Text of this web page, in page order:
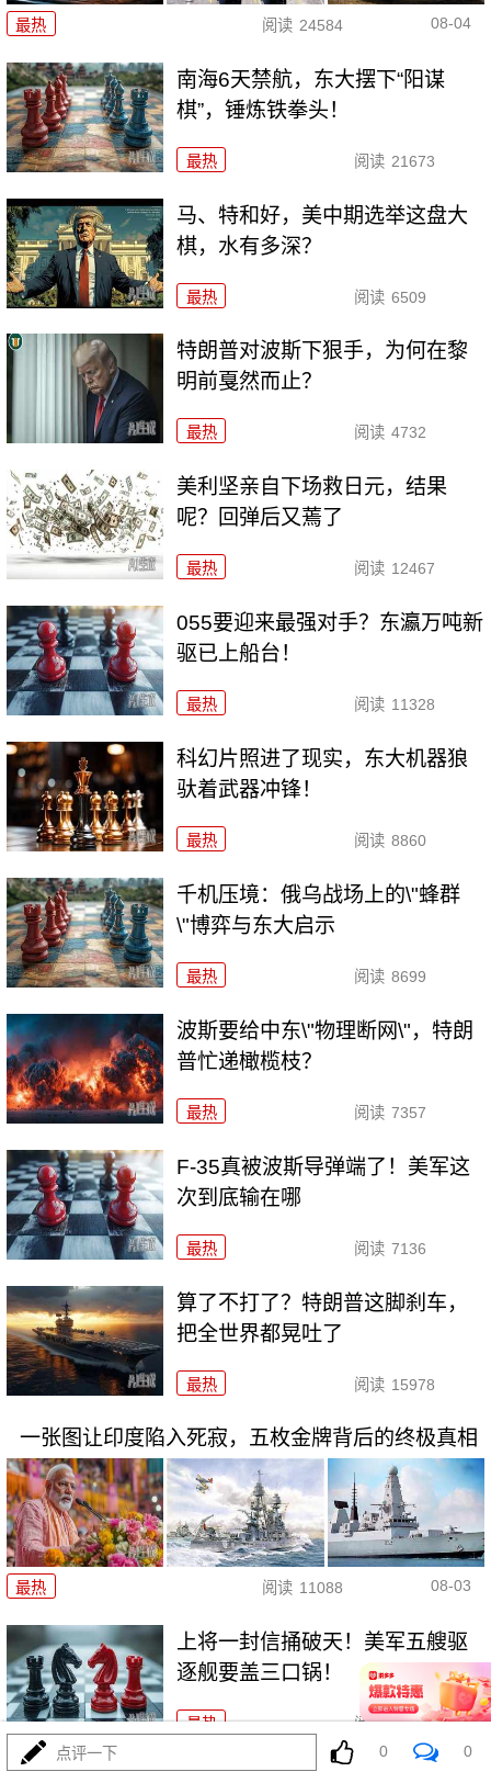
最热 阅读 24584 08-04
南海6天禁航，东大摆下“阳谋
棋”，锤炼铁拳头！
最热 阅读 21673
马、特和好，美中期选举这盘大
棋，水有多深？
最热 阅读 6509
特朗普对波斯下狠手，为何在黎
明前戛然而止？
最热 阅读 4732
美利坚亲自下场救日元，结果
呢？回弹后又蔫了
最热 阅读 12467
055要迎来最强对手？东瀛万吨新
驱已上船台！
最热 阅读 11328
科幻片照进了现实，东大机器狼
驮着武器冲锋！
最热 阅读 8860
千机压境：俄乌战场上的\"蜂群
\"博弈与东大启示
最热 阅读 8699
波斯要给中东\"物理断网\"，特朗
普忙递橄榄枝？
最热 阅读 7357
F-35真被波斯导弹端了！美军这
次到底输在哪
最热 阅读 7136
算了不打了？特朗普这脚刹车，
把全世界都晃吐了
最热 阅读 15978
一张图让印度陷入死寂，五枚金牌背后的终极真相
最热 阅读 11088 08-03
上将一封信捅破天！美军五艘驱
逐舰要盖三口锅！
最热 阅读 7741
特朗普要对伊朗动手？最狠的还
点评一下 0 0